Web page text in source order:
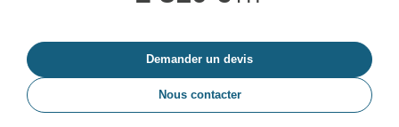
Demander un devis
Nous contacter